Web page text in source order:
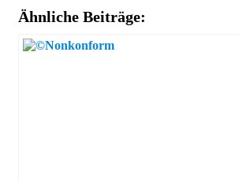
Ähnliche Beiträge: